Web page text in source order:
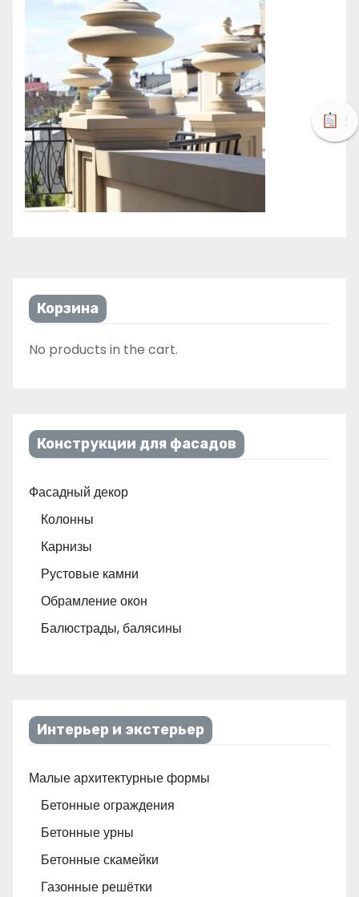
Корзина
No products in the cart.
Конструкции для фасадов
Фасадный декор
Колонны
Карнизы
Рустовые камни
Обрамление окон
Балюстрады, балясины
Интерьер и экстерьер
Малые архитектурные формы
Бетонные ограждения
Бетонные урны
Бетонные скамейки
Газонные решётки